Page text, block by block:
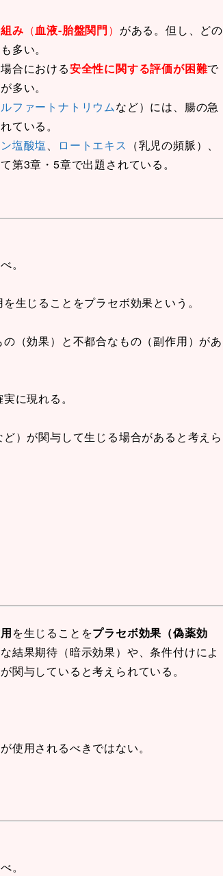
み （血液-胎盤関門） がある。但し、どの
多い。
合における安全性に関する評価が困難で
多い。
ファートナトリウムなど）には、腸の急
ている。
塩酸塩、 ロートエキス （乳児の頻脈）、
第3章・5章で出題されている。
。
生じることをプラセボ効果という。
（効果）と不都合なもの（副作用）があ
に現れる。
）が関与して生じる場合があると考えら
を生じることをプラセボ効果（偽薬効
結果期待（暗示効果）や、条件付けによ
関与していると考えられている。
用されるべきではない。
。